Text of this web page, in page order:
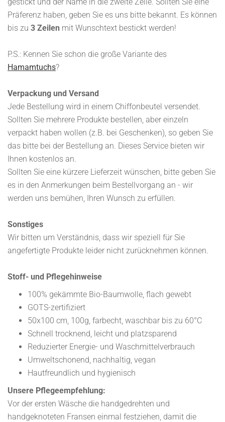
Präferenz haben, geben Sie es uns bitte bekannt. Es können
bis zu 3 Zeilen mit Wunschtext bestickt werden!
P.S.: Kennen Sie schon die große Variante des
Hamamtuchs?
Verpackung und Versand
Jede Bestellung wird in einem Chiffonbeutel versendet.
Sollten Sie mehrere Produkte bestellen, aber einzeln
verpackt haben wollen (z.B. bei Geschenken), so geben Sie
das bitte bei der Bestellung an. Dieses Service bieten wir
Ihnen kostenlos an.
Sollten Sie eine kürzere Lieferzeit wünschen, bitte geben Sie
es in den Anmerkungen beim Bestellvorgang an - wir
werden uns bemühen, Ihren Wunsch zu erfüllen.
Sonstiges
Wir bitten um Verständnis, dass wir speziell für Sie
angefertigte Produkte leider nicht zurücknehmen können.
Stoff- und Pflegehinweise
100% gekämmte Bio-Baumwolle, flach gewebt
GOTS-zertifiziert
50x100 cm, 100g, farbecht, waschbar bis zu 60°C
Schnell trocknend, leicht und platzsparend
Reduzierter Energie- und Waschmittelverbrauch
Umweltschonend, nachhaltig, vegan
Hautfreundlich und hygienisch
Unsere Pflegeempfehlung:
Vor der ersten Wäsche die handgedrehten und
handgeknoteten Fransen einmal festziehen, damit die